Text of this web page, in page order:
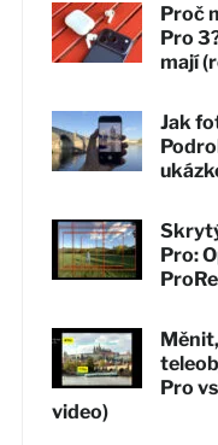
Proč
Pro
mají
Jak
Pro:
Pro
video)